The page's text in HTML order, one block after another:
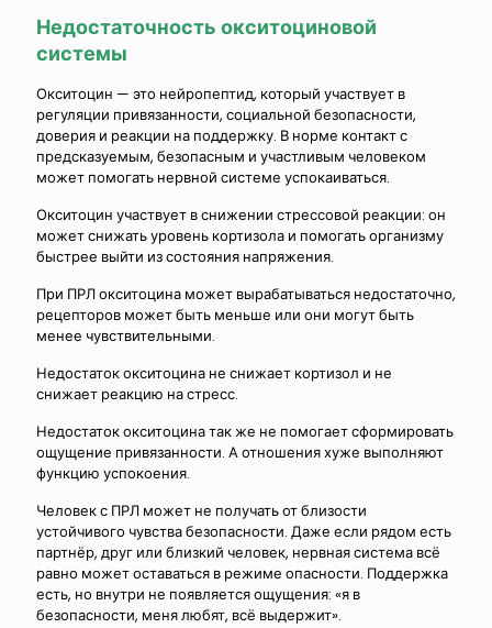
Недостаточность окситоциновой
системы
Окситоцин — это нейропептид, который участвует в
регуляции привязанности, социальной безопасности,
доверия и реакции на поддержку. В норме контакт с
предсказуемым, безопасным и участливым человеком
может помогать нервной системе успокаиваться.
Окситоцин участвует в снижении стрессовой реакции: он
может снижать уровень кортизола и помогать организму
быстрее выйти из состояния напряжения.
При ПРЛ окситоцина может вырабатываться недостаточно,
рецепторов может быть меньше или они могут быть
менее чувствительными.
Недостаток окситоцина не снижает кортизол и не
снижает реакцию на стресс.
Недостаток окситоцина так же не помогает сформировать
ощущение привязанности. А отношения хуже выполняют
функцию успокоения.
Человек с ПРЛ может не получать от близости
устойчивого чувства безопасности. Даже если рядом есть
партнёр, друг или близкий человек, нервная система всё
равно может оставаться в режиме опасности. Поддержка
есть, но внутри не появляется ощущения: «я в
безопасности, меня любят, всё выдержит».